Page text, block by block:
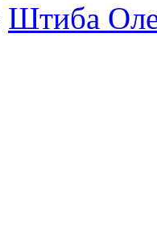
Штиба